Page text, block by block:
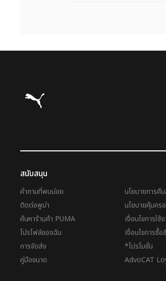
Puma โฮม
สนับสนุน
คำถามที่พบบ่อย
ติดต่อพูม่า
ค้นหาร้านค้า PUMA
โปรไฟล์ของฉัน
การจัดส่ง
คู่มือขนาด
นโยบายการคื
นโยบายคุ้มคร
เงื่อนไขการใช้
เงื่อนไขการซื้อ
*โปรโมชั่น
AdvoCAT